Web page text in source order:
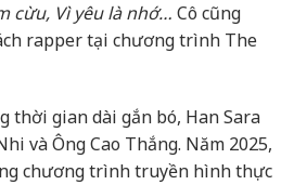
cừu, Vì yêu là nhớ… Cô cũng
rapper tại chương trình The
thời gian dài gắn bó, Han Sara
và Ông Cao Thắng. Năm 2025,
chương trình truyền hình thực